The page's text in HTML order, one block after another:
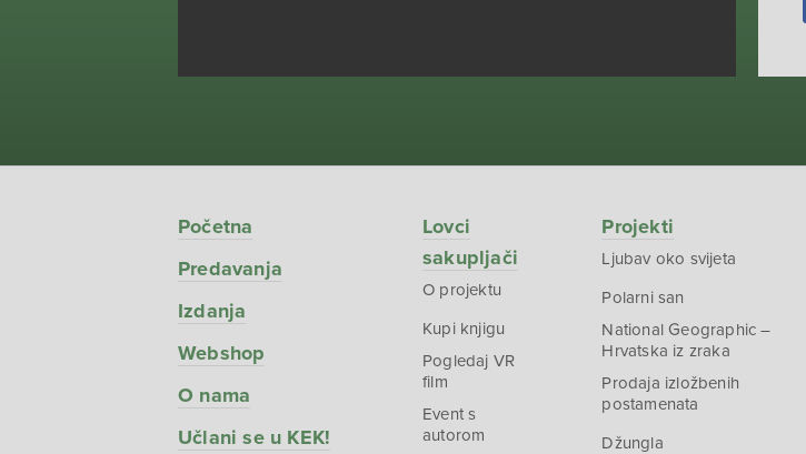
Početna
Predavanja
Izdanja
Webshop
O nama
Učlani se u KEK!
Lovci
sakupljači
O projektu
Kupi knjigu
Pogledaj VR
film
Event s
autorom
Projekti
Ljubav oko svijeta
Polarni san
National Geographic –
Hrvatska iz zraka
Prodaja izložbenih
postamenata
Džungla